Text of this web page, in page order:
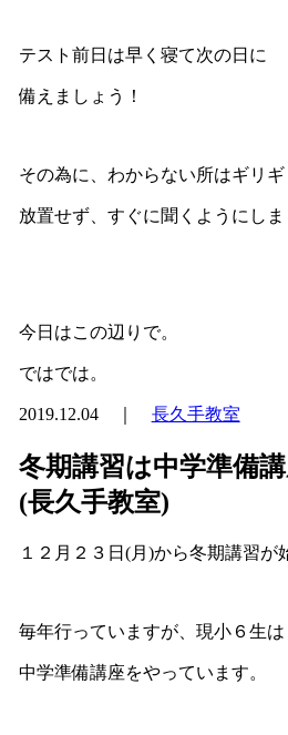
テスト前日は早く寝て次の日に
備えましょう！
その為に、わからない所はギリ
放置せず、すぐに聞くようにしま
今日はこの辺りで。
ではでは。
2019.12.04 ｜ 長久手教室
冬期講習は中学準備
(長久手教室)
１２月２３日(月)から冬期講習が
毎年行っていますが、現小６生は
中学準備講座をやっています。